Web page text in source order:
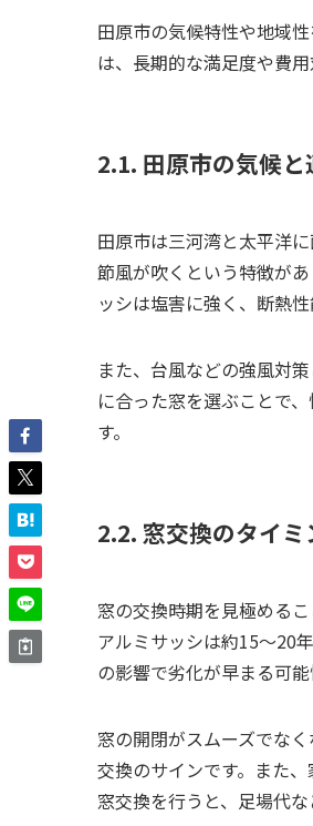
田原市の気候特性や地域
は、長期的な満足度や費
2.1. 田原市の気候
田原市は三河湾と太平洋
節風が吹くという特徴が
ッシは塩害に強く、断熱
また、台風などの強風対
に合った窓を選ぶことで
す。
2.2. 窓交換のタイ
窓の交換時期を見極める
アルミサッシは約15〜20
の影響で劣化が早まる可能
窓の開閉がスムーズでな
交換のサインです。また
窓交換を行うと、足場代